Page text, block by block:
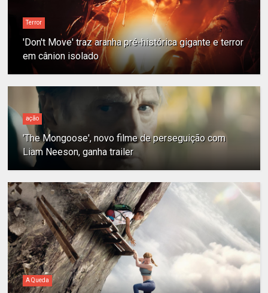
Terror
'Don't Move' traz aranha pré-histórica gigante e terror
em cânion isolado
ação
'The Mongoose', novo filme de perseguição com
Liam Neeson, ganha trailer
A Queda